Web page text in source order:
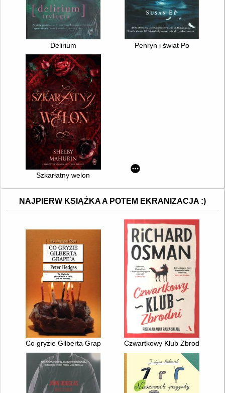
Delirium Penryn i świat Po
Szkarłatny welon
NAJPIERW KSIĄŻKA A POTEM EKRANIZACJA :)
Co gryzie Gilberta Grape'a Czwartkowy Klub Zbrodni